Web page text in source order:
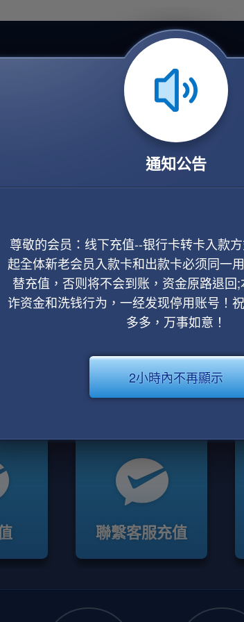
聯繫客服充值
通知公告
尊敬的会员：线下充值--银行卡转卡入款
起全体新老会员入款卡和出款卡必须同一
替充值，否则将不会到账，资金原路退回
诈资金和洗钱行为，一经发现停用账号！
多多，万事如意！
2小時內不再顯示